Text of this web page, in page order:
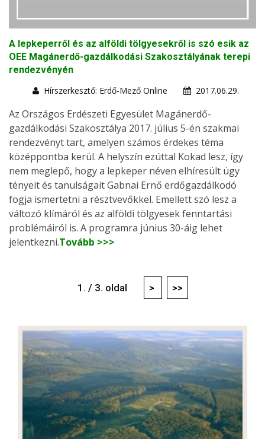
A lepkeperről és az alföldi tölgyesekről is szó esik az
OEE Magánerdő-gazdálkodási Szakosztályának terepi
rendezvényén
Hírszerkesztő: Erdő-Mező Online
2017.06.29.
Az Országos Erdészeti Egyesület Magánerdő-
gazdálkodási Szakosztálya 2017. július 5-én szakmai
rendezvényt tart, amelyen számos érdekes téma
középpontba kerül. A helyszín ezúttal Kokad lesz, így
nem meglepő, hogy a lepkeper néven elhíresült ügy
tényeit és tanulságait Gabnai Ernő erdőgazdálkodó
fogja ismertetni a résztvevőkkel. Emellett szó lesz a
változó klímáról és az alföldi tölgyesek fenntartási
problémáiról is. A programra június 30-áig lehet
jelentkezni.Tovább >>>
1. / 3. oldal > >>